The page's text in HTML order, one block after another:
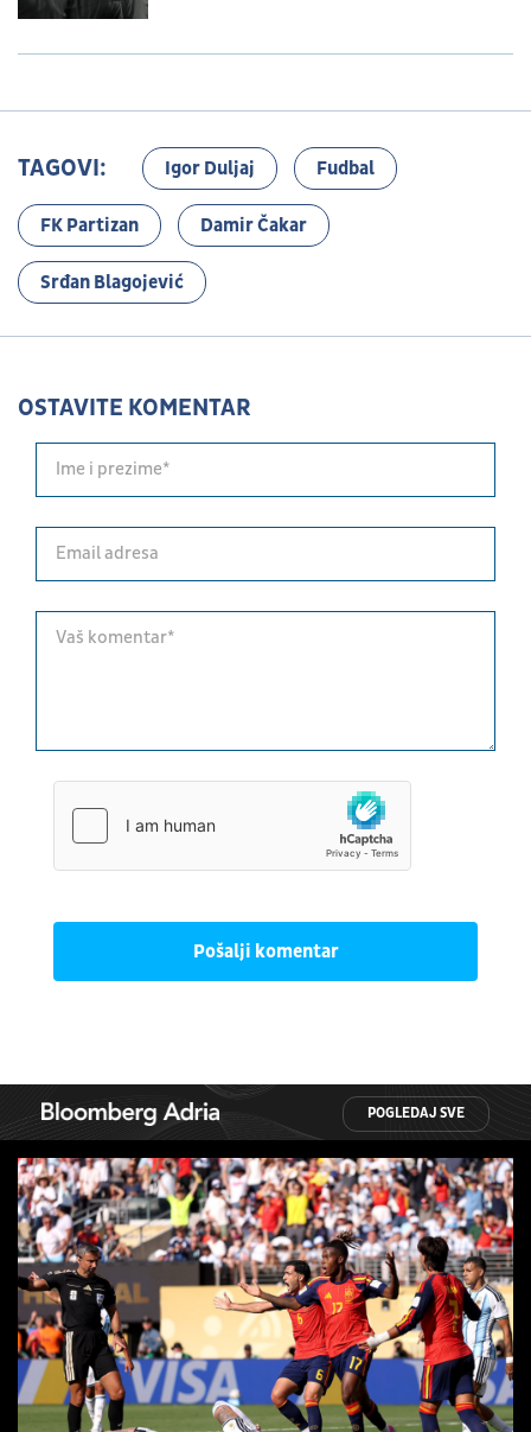
TAGOVI: Igor Duljaj Fudbal
FK Partizan Damir Čakar
Srđan Blagojević
OSTAVITE KOMENTAR
Pošalji komentar
POGLEDAJ SVE